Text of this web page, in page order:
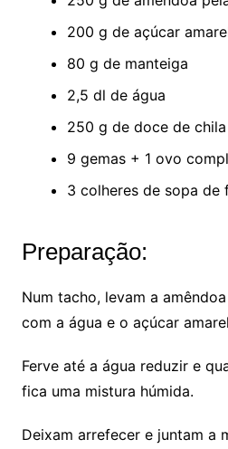
200 g de açúcar
80 g de manteiga
2,5 dl de água
250 g de doce de chila
9 gemas + 1 ovo
3 colheres de sopa de
Preparação:
Num tacho, levam a
com a água e o açúcar
Ferve até a água reduzir e
fica uma mistura húmida.
Deixam arrefecer e juntam a